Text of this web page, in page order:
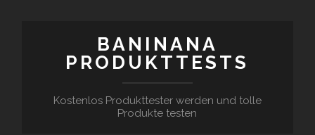
BANINANA
PRODUKTTESTS
Kostenlos Produkttester werden und tolle
Produkte testen